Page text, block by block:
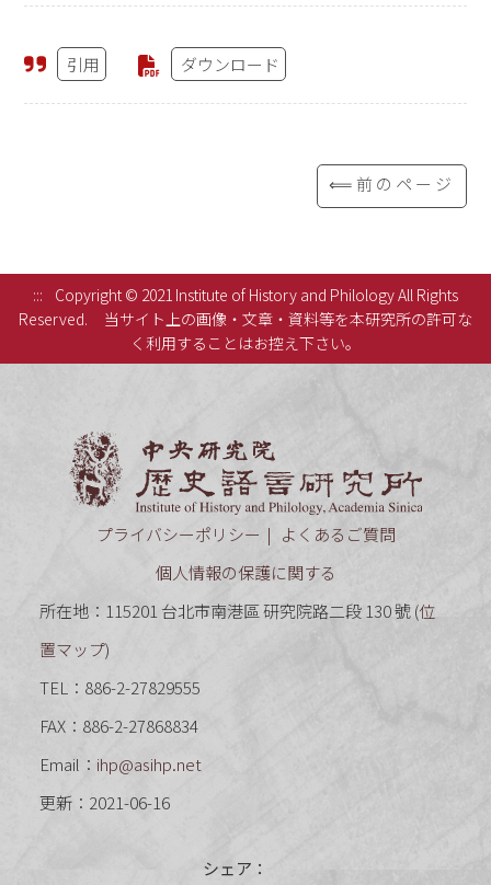
引用 ダウンロード
⟸前のページ
:::
Copyright © 2021 Institute of History and Philology All Rights
Reserved.
当サイト上の画像・文章・資料等を本研究所の許可な
く利用することはお控え下さい。
プライバシーポリシー
よくあるご質問
個人情報の保護に関する
所在地：115201 台北市南港區 研究院路二段 130 號 (位
置マップ)
TEL：886-2-27829555
FAX：886-2-27868834
Email： ihp@asihp.net
更新：2021-06-16
シェア：